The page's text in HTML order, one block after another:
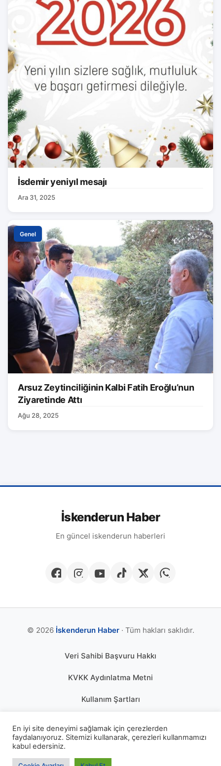
İsdemir yeniyıl mesajı
Ara 31, 2025
Genel
Arsuz Zeytinciliğinin Kalbi Fatih Eroğlu’nun
Ziyaretinde Attı
Ağu 28, 2025
İskenderun Haber
En güncel iskenderun haberleri
© 2026 İskenderun Haber· Tüm hakları saklıdır.
Veri Sahibi Başvuru Hakkı
KVKK Aydınlatma Metni
Kullanım Şartları
Çerez Politikası
En iyi site deneyimi sağlamak için çerezlerden
faydalanıyoruz. Sitemizi kullanarak, çerezleri kullanmamızı
kabul edersiniz.